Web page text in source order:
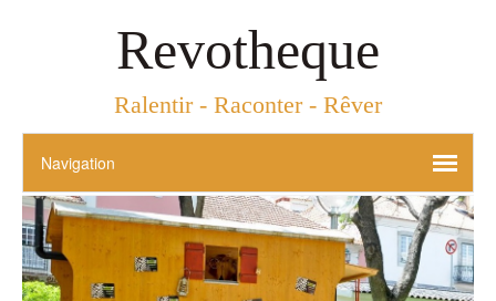
Revotheque
Ralentir - Raconter - Rêver